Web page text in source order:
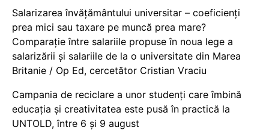
Salarizarea învățământului universitar – coeficienți
prea mici sau taxare pe muncă prea mare?
Comparație între salariile propuse în noua lege a
salarizării și salariile de la o universitate din Marea
Britanie / Op Ed, cercetător Cristian Vraciu
Campania de reciclare a unor studenți care îmbină
educația și creativitatea este pusă în practică la
UNTOLD, între 6 și 9 august